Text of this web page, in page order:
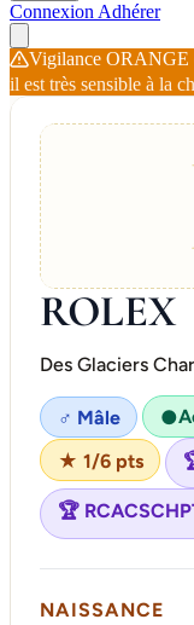
Connexion Adhérer
Vigilance ORANGE
il est très sensible à la
ROLEX
Des Glaciers
♂ Mâle ●
★ 1/6 pts
🏆
NAISSANCE